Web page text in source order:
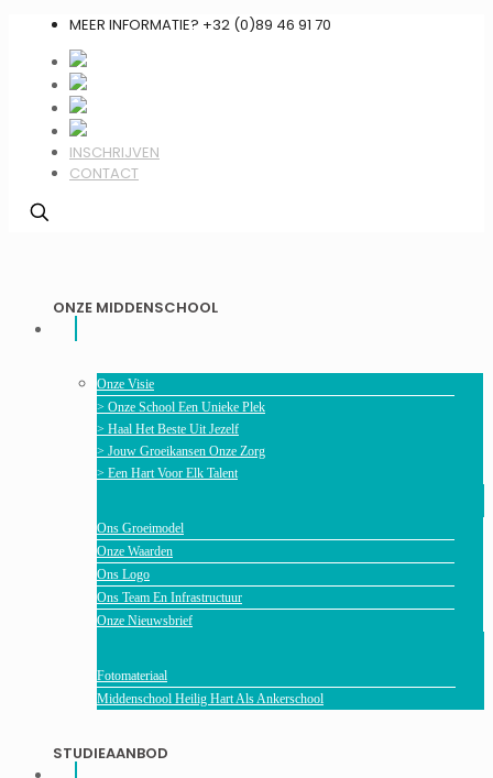
MEER INFORMATIE? +32 (0)89 46 91 70
INSCHRIJVEN
CONTACT
ONZE MIDDENSCHOOL
Onze Visie
> Onze School Een Unieke Plek
> Haal Het Beste Uit Jezelf
> Jouw Groeikansen Onze Zorg
> Een Hart Voor Elk Talent
Ons Groeimodel
Onze Waarden
Ons Logo
Ons Team En Infrastructuur
Onze Nieuwsbrief
Fotomateriaal
Middenschool Heilig Hart Als Ankerschool
STUDIEAANBOD